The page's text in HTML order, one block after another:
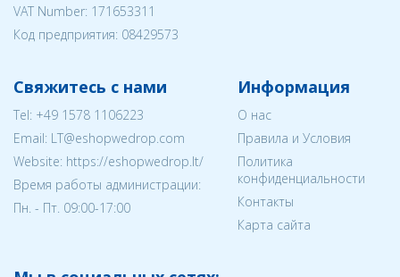
VAT Number: 171653311
Код предприятия: 08429573
Свяжитесь с нами
Tel: +49 1578 1106223
Email: LT@eshopwedrop.com
Website: https://eshopwedrop.lt/
Время работы администрации:
Пн. - Пт. 09:00-17:00
Информация
О нас
Правила и Условия
Политика
конфиденциальности
Контакты
Карта сайта